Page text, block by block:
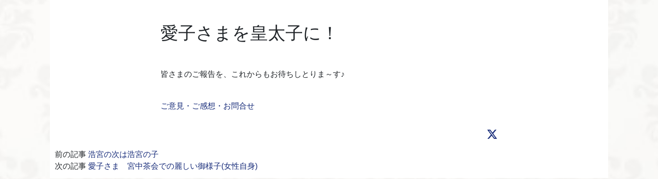
愛子さまを皇太子に！
皆さまのご報告を、これからもお待ちしとりま～す♪
ご意見・ご感想・お問合せ
前の記事 浩宮の次は浩宮の子
次の記事 愛子さま 宮中茶会での麗しい御様子(女性自身)